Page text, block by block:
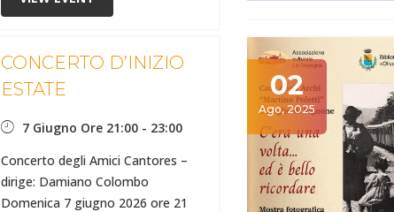
CONCERTO D’INIZIO
ESTATE
7 Giugno Ore 21:00- 23:00
Concerto degli Amici Cantores –
dirige: Damiano Colombo
Domenica 7 giugno 2026 ore 21
02
Ago, 2025